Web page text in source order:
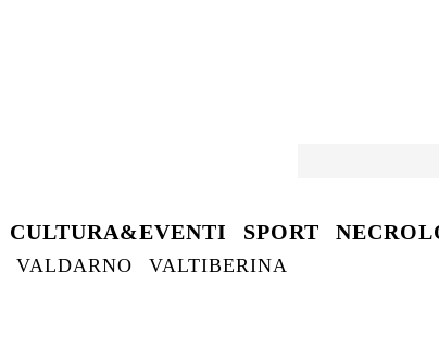
CULTURA&EVENTI SPORT
VALDARNO VALTIBERINA